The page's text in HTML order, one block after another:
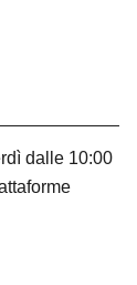
dalle 10:00